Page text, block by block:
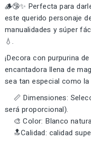
🪵🤥✨ Perfecta para
este querido personaje
manualidades y súper
💧.
¡Decora con purpurina
encantadora llena de
sea tan especial como
📏 Dimensiones:
será proporcional).
🎨 Color: Blanco
🔝Calidad: calidad